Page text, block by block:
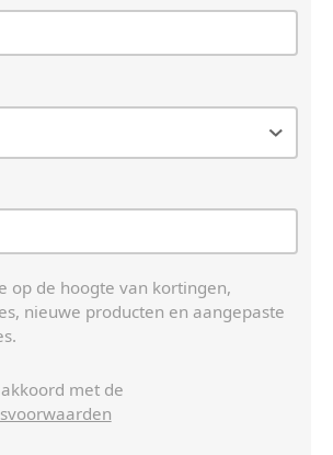
op de hoogte van kortingen,
nieuwe producten en aangepaste
akkoord met de